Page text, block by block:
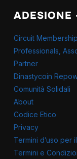
ADESIONE
Circuit
Professionals,
Partner
Dinastycoin
Comunità Solidali
About
Codice Etico
Privacy
Termini d’uso per
Termini e